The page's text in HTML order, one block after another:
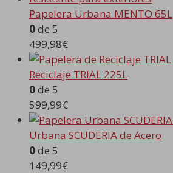
Papelera Urbana MENTO 65L
0de 5
499,98€
Reciclaje TRIAL 225L
0de 5
599,99€
Urbana SCUDERIA de Acero
0de 5
149,99€